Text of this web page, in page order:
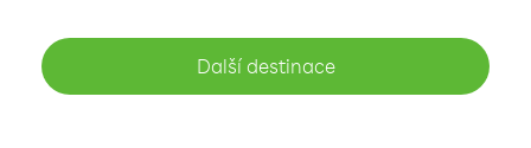
Další destinace